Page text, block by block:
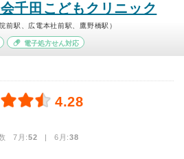
千田こどもクリニック
前駅、広電本社前駅、鷹野橋駅）
電子処方せん対応
4.28
7月:52 | 6月:38